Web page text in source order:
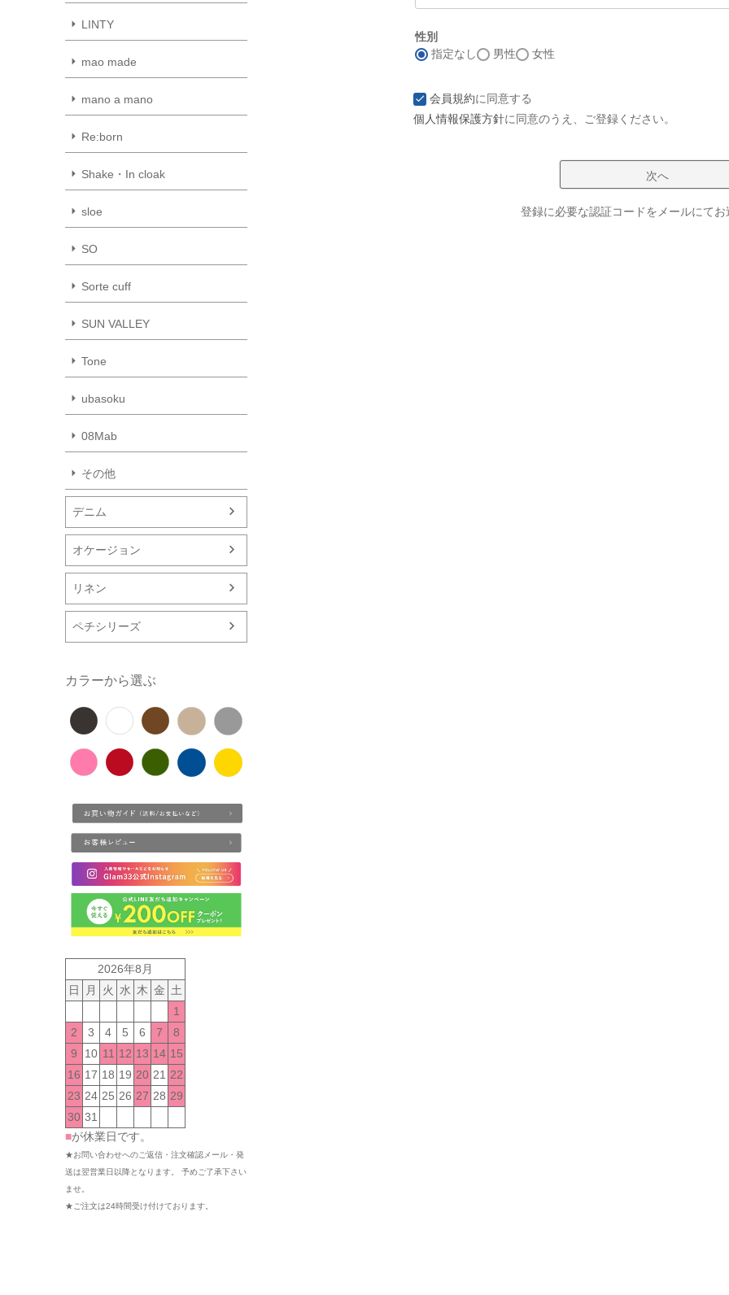
LINTY
mao made
mano a mano
Re:born
Shake・In cloak
sloe
SO
Sorte cuff
SUN VALLEY
Tone
ubasoku
08Mab
その他
デニム
オケージョン
リネン
ペチシリーズ
カラーから選ぶ
2026年8月
日
月 火 水 木 金 土
1
2
3 4 5 6 7
8
9
10 11 12 13 14 15
16 17 18 19 20 21 22
23 24 25 26 27 28 29
30 31
■が休業日です。
★お問い合わせへのご返信・注文確認メール・発
送は翌営業日以降となります。 予めご了承下さい
ませ。
★ご注文は24時間受け付けております。
)
性別
指定なし
男性 女性
会員規約に同意する
個人情報保護方針に同意のうえ、ご登録ください。
次へ
登録に必要な認証コードをメールにてお